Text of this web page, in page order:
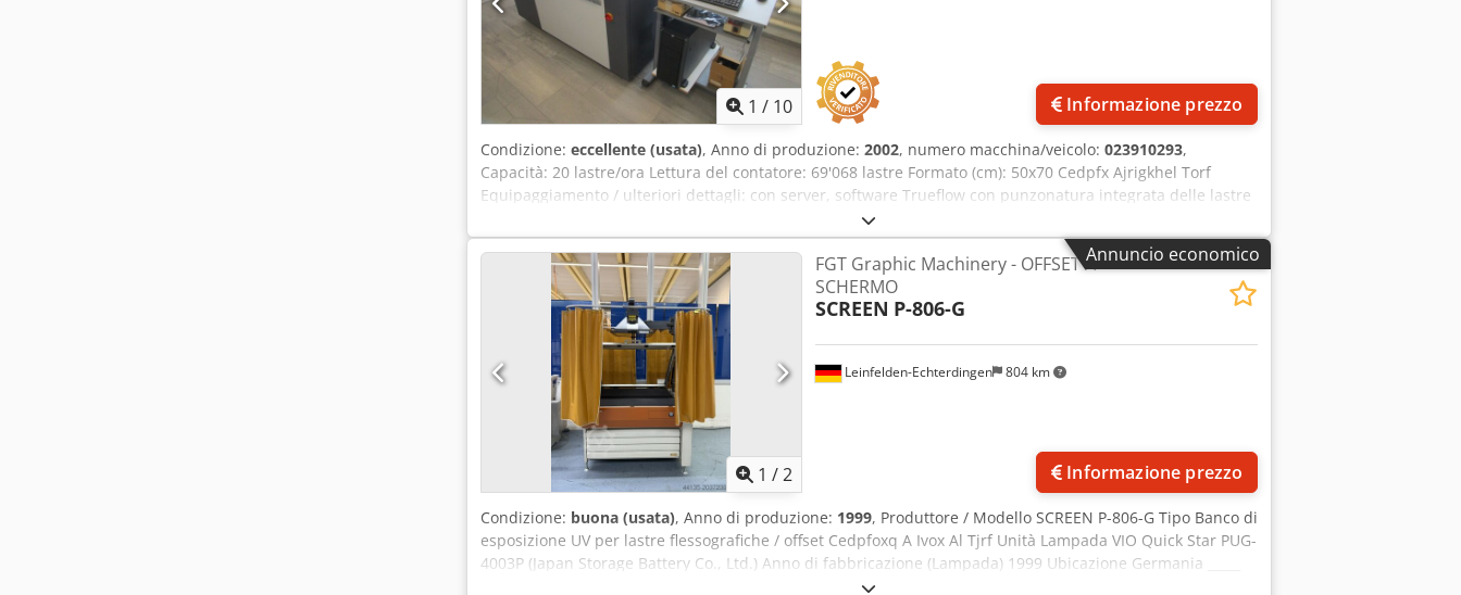
1 / 10 Informazione prezzo
Condizione: eccellente (usata), Anno di produzione: 2002, numero macchina/veicolo: 023910293,
Capacità: 20 lastre/ora Lettura del contatore: 69'068 lastre Formato (cm): 50x70 Cedpfx Ajrigkhel Torf
Equipaggiamento / ulteriori dettagli: con server, software Trueflow con punzonatura integrata delle lastre
con 40 diodi laser (sostituibili singolarmente) -Lo smontaggio, l'imballaggio della macchina e il fissaggio
(assicurazione della macchina durante il trasporto) sono a cura del produttore / Heidelberg.
Annuncio economico
1 /2
Leinfelden-Echterdingen 804 km
FGT Graphic Machinery - OFFSET A
SCHERMO
SCREEN P-806-G
Informazione prezzo
Condizione: buona (usata), Anno di produzione: 1999, Produttore / Modello SCREEN P-806-G Tipo Banco di
esposizione UV per lastre flessografiche / offset Cedpfoxq A Ivox Al Tjrf Unità Lampada VIO Quick Star PUG-
4003P (Japan Storage Battery Co., Ltd.) Anno di fabbricazione (Lampada) 1999 Ubicazione Germania _____
Dati tecnici Area di esposizione circa 800 × 600 mm Tipo di lampada VIO Quick Star UV Lamp UPX-4003